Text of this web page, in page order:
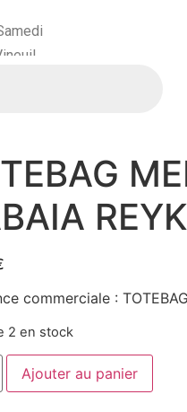
commerciale :
2 en stock
Ajouter au panier